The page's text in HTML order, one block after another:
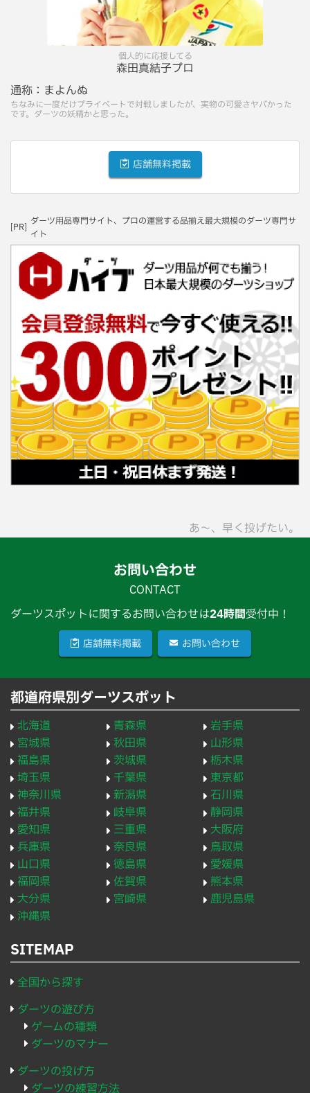
個人的に応援してる
森田真結子プロ
通称： まよんぬ
ちなみに一度だけプライベートで対戦しましたが、実物の可愛さヤバかった
です。ダーツの妖精かと思った。
店舗無料掲載
[PR]
ダーツ用品専門サイト、プロの運営する品揃え最大規模のダーツ専門サ
イト
あ〜、早く投げたい。
お問い合わせ
CONTACT
ダーツスポットに関するお問い合わせは24時間受付中！
店舗無料掲載 お問い合わせ
都道府県別ダーツスポット
北海道 青森県
岩手県
宮城県
秋田県
山形県
福島県
茨城県
栃木県
埼玉県
千葉県
東京都
神奈川県
新潟県
石川県
福井県
岐阜県
静岡県
愛知県
三重県
大阪府
兵庫県
奈良県
鳥取県
山口県
徳島県
愛媛県
福岡県
佐賀県
熊本県
大分県
宮崎県
鹿児島県
沖縄県
SITEMAP
全国から探す
ダーツの遊び方
ゲームの種類
ダーツのマナー
ダーツの投げ方
ダーツの練習方法